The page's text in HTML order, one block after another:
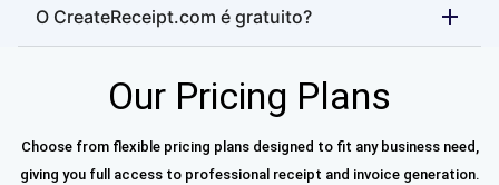
O CreateReceipt.com é gratuito?
Our Pricing Plans
Choose from flexible pricing plans designed to fit any business need,
giving you full access to professional receipt and invoice generation.